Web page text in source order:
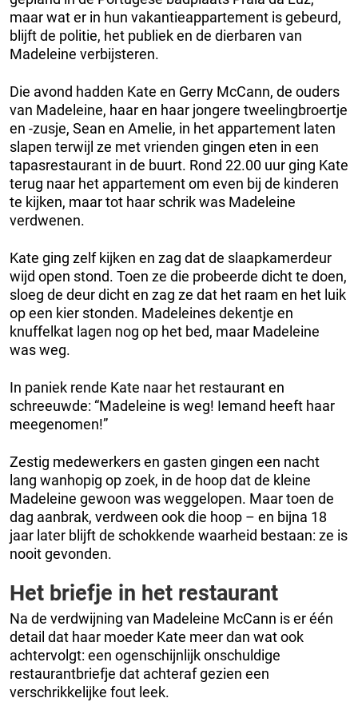
maar wat er in hun vakantieappartement is gebeurd,
blijft de politie, het publiek en de dierbaren van
Madeleine verbijsteren.
Die avond hadden Kate en Gerry McCann, de ouders
van Madeleine, haar en haar jongere tweelingbroertje
en -zusje, Sean en Amelie, in het appartement laten
slapen terwijl ze met vrienden gingen eten in een
tapasrestaurant in de buurt. Rond 22.00 uur ging Kate
terug naar het appartement om even bij de kinderen
te kijken, maar tot haar schrik was Madeleine
verdwenen.
Kate ging zelf kijken en zag dat de slaapkamerdeur
wijd open stond. Toen ze die probeerde dicht te doen,
sloeg de deur dicht en zag ze dat het raam en het luik
op een kier stonden. Madeleines dekentje en
knuffelkat lagen nog op het bed, maar Madeleine
was weg.
In paniek rende Kate naar het restaurant en
schreeuwde: “Madeleine is weg! Iemand heeft haar
meegenomen!”
Zestig medewerkers en gasten gingen een nacht
lang wanhopig op zoek, in de hoop dat de kleine
Madeleine gewoon was weggelopen. Maar toen de
dag aanbrak, verdween ook die hoop – en bijna 18
jaar later blijft de schokkende waarheid bestaan: ze is
nooit gevonden.
Het briefje in het restaurant
Na de verdwijning van Madeleine McCann is er één
detail dat haar moeder Kate meer dan wat ook
achtervolgt: een ogenschijnlijk onschuldige
restaurantbriefje dat achteraf gezien een
verschrikkelijke fout leek.